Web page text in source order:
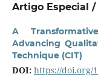
Artigo Especial
A
Advancing
Technique (CIT)
DOI: https://doi.org/